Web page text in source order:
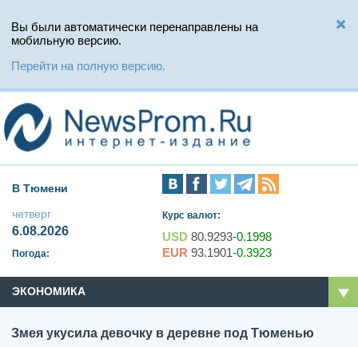
Вы были автоматически перенаправлены на
мобильную версию.
Перейти на полную версию.
В Тюмени
четверг
6.08.2026
Погода:
Курс валют:
USD 80.9293-0.1998
EUR 93.1901-0.3923
ЭКОНОМИКА
Змея укусила девочку в деревне под Тюменью